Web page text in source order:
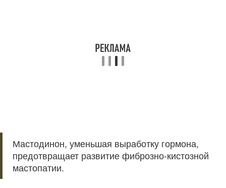
Мастодинон, уменьшая выработку гормона,
предотвращает развитие фиброзно-кистозной
мастопатии.